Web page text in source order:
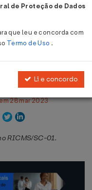
03/2023
28 mar 2023
RICMS/SC-01.
de Proteção de Dados
que leu e concorda com
Termo de Uso .
Li e concordo